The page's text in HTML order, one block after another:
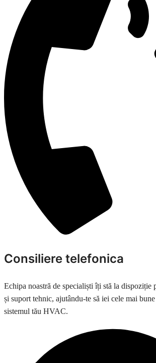
Consiliere telefonica
Echipa noastră de specialiști îți stă la dispoziție
și suport tehnic, ajutându-te să iei cele mai
sistemul tău HVAC.